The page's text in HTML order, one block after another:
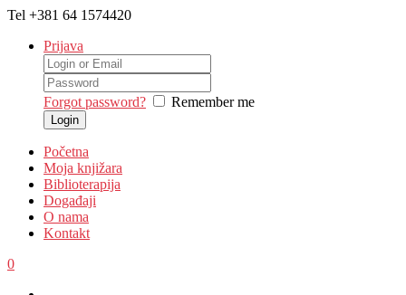
Tel +381 64 1574420
Prijava
Forgot password? Remember me
Početna
Moja knjižara
Biblioterapija
Događaji
O nama
Kontakt
0